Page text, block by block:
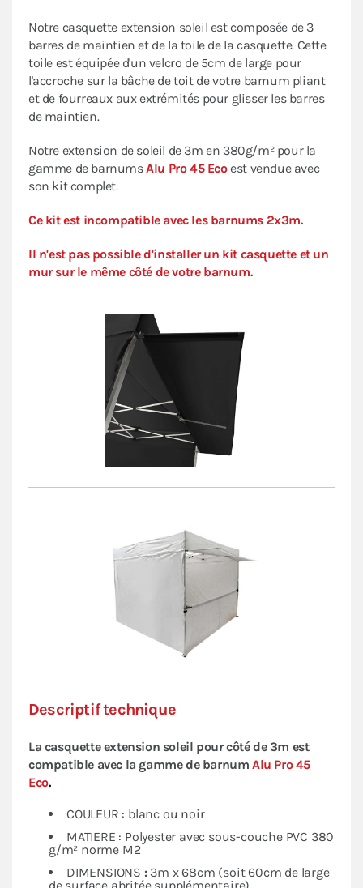
Notre casquette extension soleil est composée de 3
barres de maintien et de la toile de la casquette. Cette
toile est équipée d'un velcro de 5cm de large pour
l'accroche sur la bâche de toit de votre barnum pliant
et de fourreaux aux extrémités pour glisser les barres
de maintien.
Notre extension de soleil de 3m en 380g/m² pour la
gamme de barnumsAlu Pro 45 Ecoest vendue avec
son kit complet.
Ce kit est incompatible avec les barnums 2x3m.
Il n'est pas possible d'installer un kit casquette et un
mur sur le même côté de votre barnum.
Descriptif technique
La casquette extension soleil pour côté de 3m est
compatible avec la gamme de barnumAlu Pro 45
Eco.
COULEUR : blanc ou noir
MATIERE : Polyester avec sous-couche PVC 380
g/m² norme M2
DIMENSIONS :3m x 68cm (soit 60cm de large